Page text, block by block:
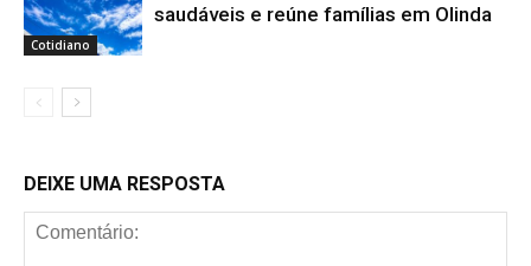
Cotidiano
saudáveis e reúne famílias em Olinda
DEIXE UMA RESPOSTA